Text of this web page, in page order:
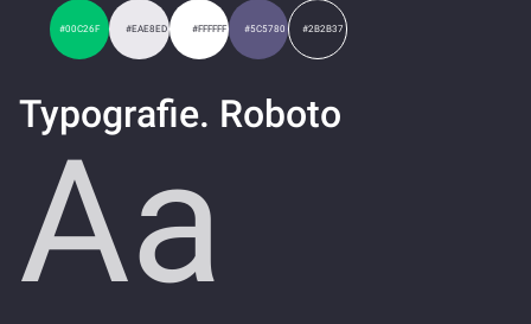
#00C26F #EAE8ED #FFFFFF #5C5780 #2B2B37
Typografie. Roboto
Aa